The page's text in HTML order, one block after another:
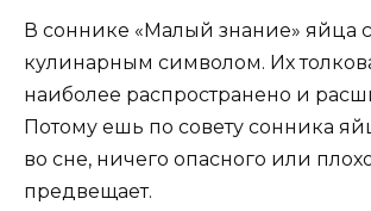
В соннике «Малый знание» яйца
кулинарным символом. Их
наиболее распространено и
Потому ешь по совету сонника
во сне, ничего опасного или
предвещает.